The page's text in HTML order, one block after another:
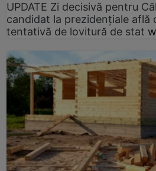
UPDATE Zi decisivă pentru
candidat la prezidențiale află
tentativă de lovitură de stat